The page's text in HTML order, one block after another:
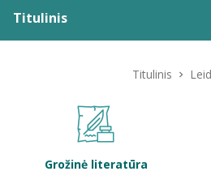
Titulinis
Titulinis
Grožinė literatūra